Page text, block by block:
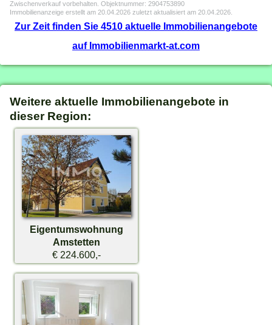
Zwischenverkauf vorbehalten. Objektnummer: 2904753890
Immobilienanzeige erstellt am 20.04.2026 zuletzt aktualisiert am 20.04.2026.
Zur Zeit finden Sie 4510 aktuelle Immobilienangebote
auf Immobilienmarkt-at.com
Weitere aktuelle Immobilienangebote in
dieser Region:
Eigentumswohnung
Amstetten
€ 224.600,-